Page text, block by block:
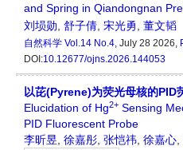
and Spring in Qiandongnan
刘埙勋 舒子倩 宋光勇 董文韬
自然科学 Vol.14 No.4, July 28 2026,
DOI:10.12677/ojns.2026.144053
以芘(Pyrene)为荧光母核的PID
Elucidation of Hg2+ Sensing
PID Fluorescent Probe
李昕昱 徐嘉彤 张恺祎 徐嘉心